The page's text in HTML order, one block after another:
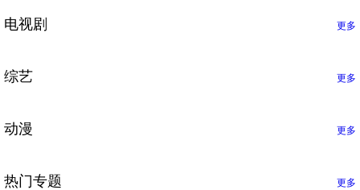
电视剧 更多
综艺 更多
动漫 更多
热门专题 更多